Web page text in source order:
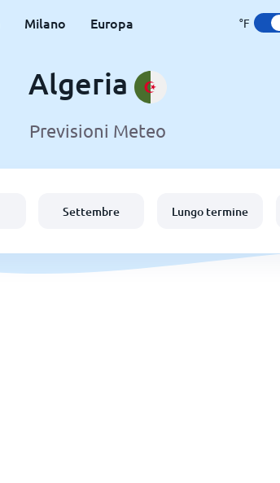
Milano Europa °F
Algeria
Previsioni Meteo
Settembre Lungo termine